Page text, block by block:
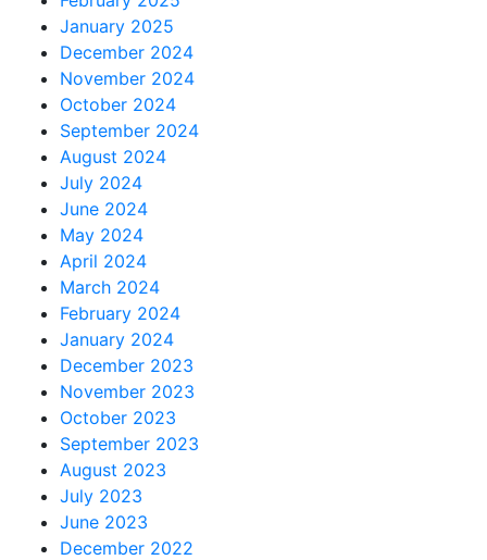
January 2025
December 2024
November 2024
October 2024
September 2024
August 2024
July 2024
June 2024
May 2024
April 2024
March 2024
February 2024
January 2024
December 2023
November 2023
October 2023
September 2023
August 2023
July 2023
June 2023
December 2022